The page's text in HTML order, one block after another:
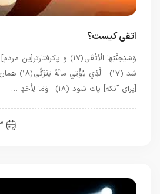
اتقی کیست؟
وَسَيُجَنَّبُهَا الْأَتْقَى ﴿۱۷﴾ و
شد (۱۷)
[براى آنكه] پاك شود (۱۸) وَمَا لِأَحَدٍ …
13